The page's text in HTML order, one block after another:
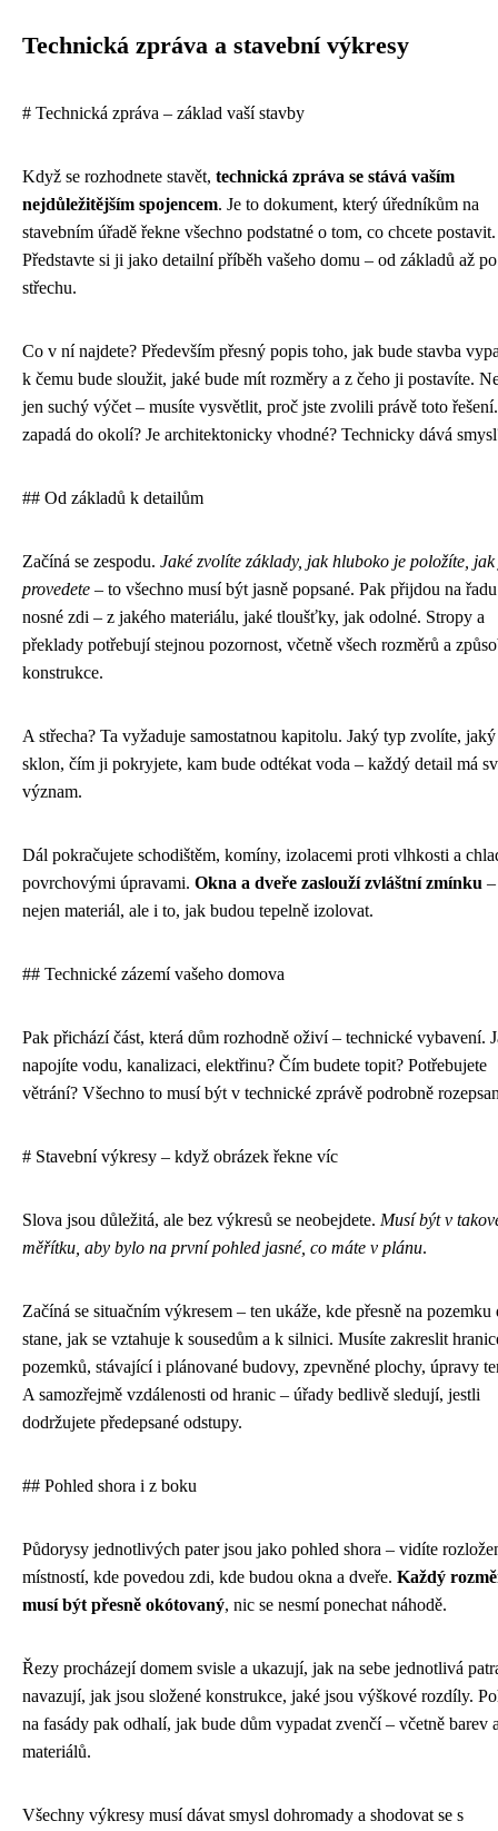
Technická zpráva a stavební výkresy
# Technická zpráva – základ vaší stavby
Když se rozhodnete stavět, technická zpráva se stává vaším
nejdůležitějším spojencem. Je to dokument, který úředníkům na
stavebním úřadě řekne všechno podstatné o tom, co chcete postavit.
Představte si ji jako detailní příběh vašeho domu – od základů až po
střechu.
Co v ní najdete? Především přesný popis toho, jak bude stavba
k čemu bude sloužit, jaké bude mít rozměry a z čeho ji postavíte.
jen suchý výčet – musíte vysvětlit, proč jste zvolili právě toto
zapadá do okolí? Je architektonicky vhodné? Technicky dává
## Od základů k detailům
Začíná se zespodu. Jaké zvolíte základy, jak hluboko je položíte, jak
provedete – to všechno musí být jasně popsané. Pak přijdou na řadu
nosné zdi – z jakého materiálu, jaké tloušťky, jak odolné. Stropy a
překlady potřebují stejnou pozornost, včetně všech rozměrů a
konstrukce.
A střecha? Ta vyžaduje samostatnou kapitolu. Jaký typ zvolíte, jaký
sklon, čím ji pokryjete, kam bude odtékat voda – každý detail má
význam.
Dál pokračujete schodištěm, komíny, izolacemi proti vlhkosti a
povrchovými úpravami. Okna a dveře zaslouží zvláštní zmínku –
nejen materiál, ale i to, jak budou tepelně izolovat.
## Technické zázemí vašeho domova
Pak přichází část, která dům rozhodně oživí – technické vybavení.
napojíte vodu, kanalizaci, elektřinu? Čím budete topit? Potřebujete
větrání? Všechno to musí být v technické zprávě podrobně
# Stavební výkresy – když obrázek řekne víc
Slova jsou důležitá, ale bez výkresů se neobejdete. Musí být v
měřítku, aby bylo na první pohled jasné, co máte v plánu.
Začíná se situačním výkresem – ten ukáže, kde přesně na pozemku
stane, jak se vztahuje k sousedům a k silnici. Musíte zakreslit
pozemků, stávající i plánované budovy, zpevněné plochy, úpravy
A samozřejmě vzdálenosti od hranic – úřady bedlivě sledují, jestli
dodržujete předepsané odstupy.
## Pohled shora i z boku
Půdorysy jednotlivých pater jsou jako pohled shora – vidíte
místností, kde povedou zdi, kde budou okna a dveře. Každý
musí být přesně okótovaný, nic se nesmí ponechat náhodě.
Řezy procházejí domem svisle a ukazují, jak na sebe jednotlivá
navazují, jak jsou složené konstrukce, jaké jsou výškové rozdíly.
na fasády pak odhalí, jak bude dům vypadat zvenčí – včetně barev
materiálů.
Všechny výkresy musí dávat smysl dohromady a shodovat se s